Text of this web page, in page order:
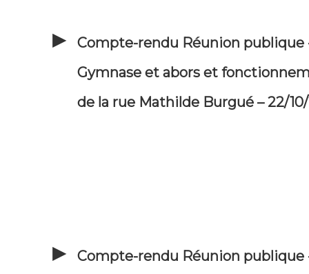
Compte-rendu Réunion publique
Gymnase et abors et
de la rue Mathilde Burgué – 22/
Compte-rendu Réunion publique